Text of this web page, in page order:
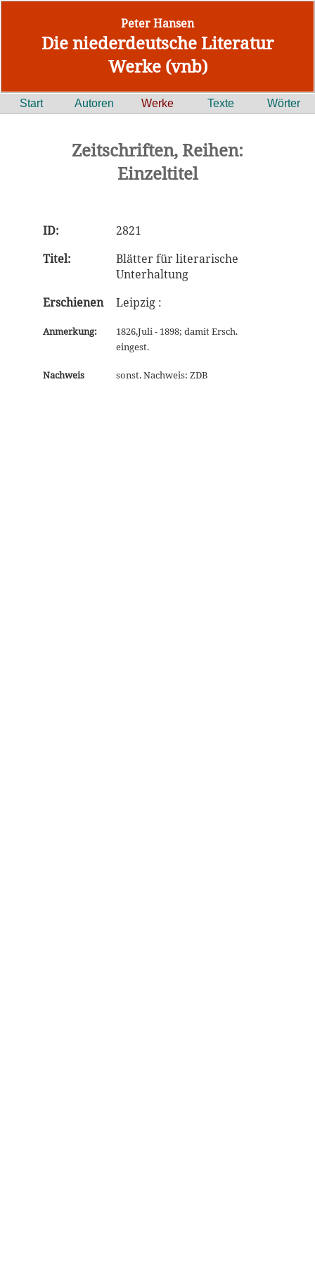
Peter Hansen
Die niederdeutsche Literatur
Werke (vnb)
Start Autoren Werke Texte Wörter
Zeitschriften, Reihen:
Einzeltitel
ID:
2821
Titel:
Blätter für literarische
Unterhaltung
Erschienen
Leipzig :
Anmerkung:
1826,Juli - 1898; damit Ersch.
eingest.
Nachweis sonst. Nachweis: ZDB